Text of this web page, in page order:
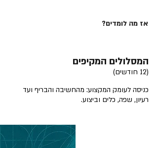
אז מה לומדים?
המסלולים המקיפים
(12 חודשים)
כניסה לעומק המקצוע: מהחשיבה והבריף ועד
רעיון, שפה, כלים וביצוע.